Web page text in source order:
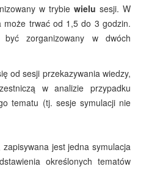
w trybie wielu sesji. W
może trwać od 1,5 do 3 godzin.
zorganizowany w dwóch
od sesji przekazywania wiedzy,
w analizie przypadku
tematu (tj. sesje symulacji nie
jest jedna symulacja
określonych tematów